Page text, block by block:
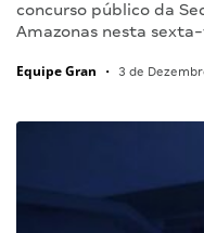
concurso público da
Amazonas nesta
Equipe Gran • 3 de